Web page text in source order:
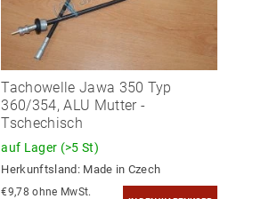
Tachowelle Jawa 350 Typ
360/354, ALU Mutter -
Tschechisch
auf Lager (>5 St)
Herkunftsland: Made in Czech
€9,78 ohne MwSt.